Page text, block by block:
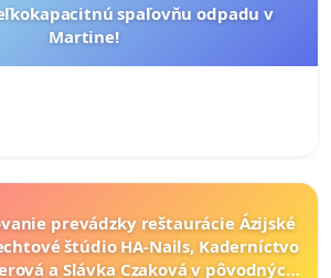
spaľovňu odpadu v
Martine!
prevádzky reštaurácie Ázijské
štúdio HA-Nails, Kaderníctvo
a Slávka Czaková v pôvodných